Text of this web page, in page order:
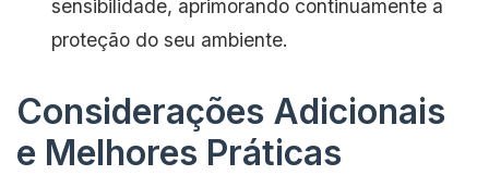
sensibilidade, aprimorando continuamente a
proteção do seu ambiente.
Considerações Adicionais
e Melhores Práticas